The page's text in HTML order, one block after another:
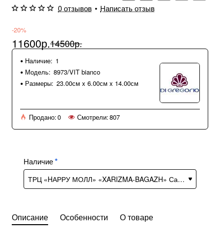
0 отзывов • Написать отзыв
-20%
11600р.14500р.
Наличие: 1
Модель: 8973/VIT bianco
Размеры: 23.00см x 6.00см x 14.00см
Продано:0 Смотрели:807
Наличие
Описание Особенности О товаре